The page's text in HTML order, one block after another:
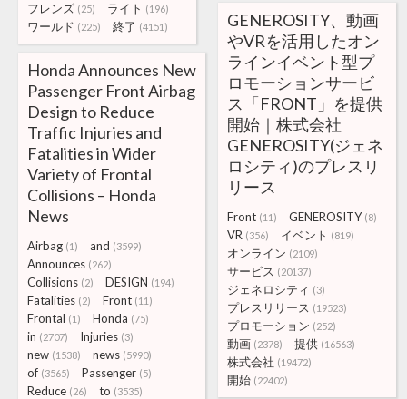
フレンズ (25) ライト (196)
ワールド (225) 終了 (4151)
GENEROSITY、動画
やVRを活⽤したオン
ラインイベント型プ
ロモーションサービ
ス「FRONT」を提供
開始｜株式会社
GENEROSITY(ジェネ
ロシティ)のプレスリ
リース
Front (11) GENEROSITY (8)
VR (356) イベント (819)
オンライン (2109)
サービス (20137)
ジェネロシティ (3)
プレスリリース (19523)
プロモーション (252)
動画 (2378) 提供 (16563)
株式会社 (19472)
開始 (22402)
Honda Announces New
Passenger Front Airbag
Design to Reduce
Traffic Injuries and
Fatalities in Wider
Variety of Frontal
Collisions – Honda
News
Airbag (1) and (3599)
Announces (262)
Collisions (2) DESIGN (194)
Fatalities (2) Front (11)
Frontal (1) Honda (75)
in (2707) Injuries (3)
new (1538) news (5990)
of (3565) Passenger (5)
Reduce (26) to (3535)